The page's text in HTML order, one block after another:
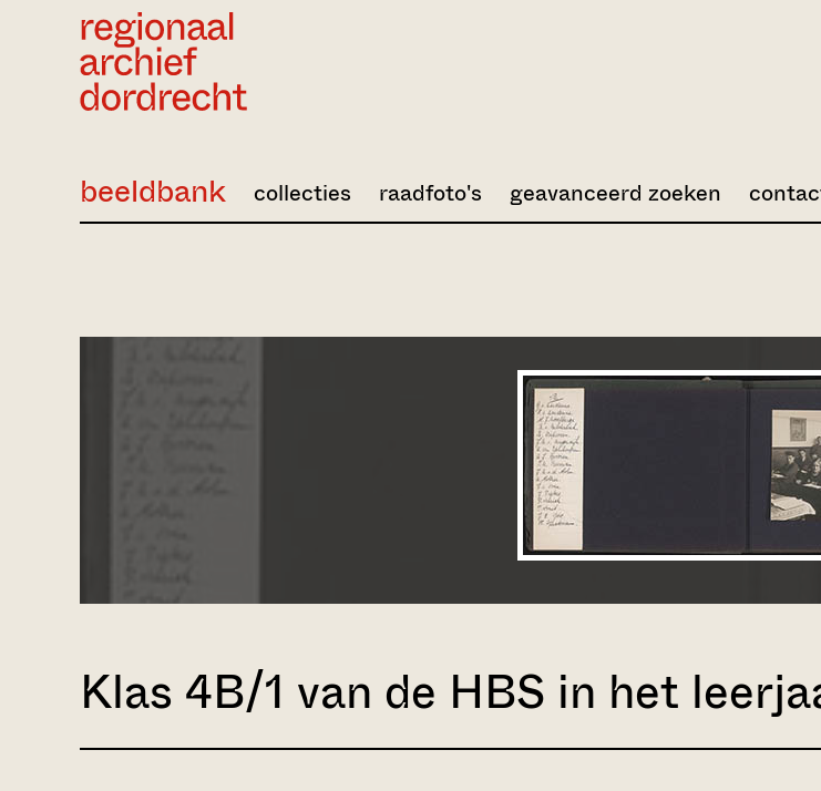
beeldbank collecties raadfoto's geavanceerd zoeken
Klas 4B/1 van de HBS in het